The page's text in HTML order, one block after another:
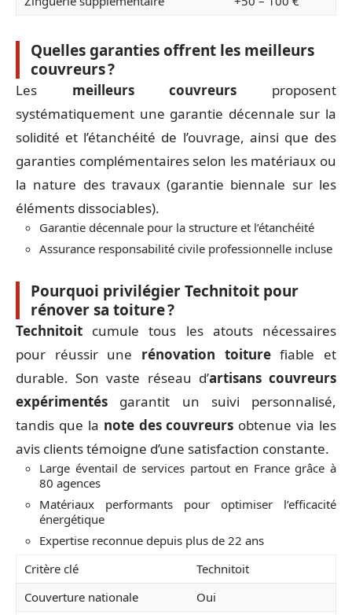
Quelles garanties offrent les meilleurs
couvreurs ?
Les meilleurs couvreurs proposent
systématiquement une garantie décennale sur la
solidité et l’étanchéité de l’ouvrage, ainsi que des
garanties complémentaires selon les matériaux ou
la nature des travaux (garantie biennale sur les
éléments dissociables).
Garantie décennale pour la structure et l’étanchéité
Assurance responsabilité civile professionnelle incluse
Pourquoi privilégier Technitoit pour
rénover sa toiture ?
Technitoit cumule tous les atouts nécessaires
pour réussir une rénovation toiturefiable et
durable. Son vaste réseau d’artisans couvreurs
expérimentés garantit un suivi personnalisé,
tandis que la note des couvreurs obtenue via les
avis clients témoigne d’une satisfaction constante.
Large éventail de services partout en France grâce à
80 agences
Matériaux performants pour optimiser l’efficacité
énergétique
Expertise reconnue depuis plus de 22 ans
Critère clé
Technitoit
Couverture nationale
Oui